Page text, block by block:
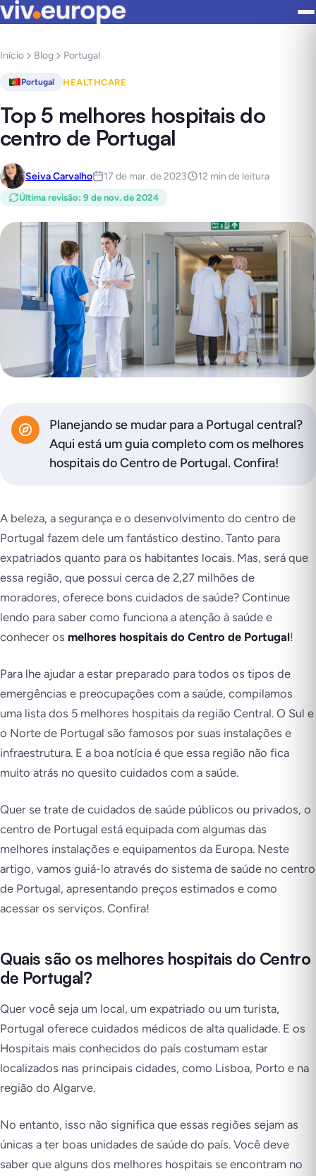
Início Blog Portugal
Portugal HEALTHCARE
Top 5 melhores hospitais do
centro de Portugal
Seiva Carvalho 17 de mar. de 2023 12 min de leitura
Última revisão: 9 de nov. de 2024
Planejando se mudar para a Portugal central?
Aqui está um guia completo com os melhores
hospitais do Centro de Portugal. Confira!
A beleza, a segurança e o desenvolvimento do centro de
Portugal fazem dele um fantástico destino. Tanto para
expatriados quanto para os habitantes locais. Mas, será que
essa região, que possui cerca de 2,27 milhões de
moradores, oferece bons cuidados de saúde? Continue
lendo para saber como funciona a atenção à saúde e
conhecer os melhores hospitais do Centro de Portugal!
Para lhe ajudar a estar preparado para todos os tipos de
emergências e preocupações com a saúde, compilamos
uma lista dos 5 melhores hospitais da região Central. O Sul e
o Norte de Portugal são famosos por suas instalações e
infraestrutura. E a boa notícia é que essa região não fica
muito atrás no quesito cuidados com a saúde.
Quer se trate de cuidados de saúde públicos ou privados, o
centro de Portugal está equipada com algumas das
melhores instalações e equipamentos da Europa. Neste
artigo, vamos guiá-lo através do sistema de saúde no centro
de Portugal, apresentando preços estimados e como
acessar os serviços. Confira!
Quais são os melhores hospitais do Centro
de Portugal?
Quer você seja um local, um expatriado ou um turista,
Portugal oferece cuidados médicos de alta qualidade. E os
Hospitais mais conhecidos do país costumam estar
localizados nas principais cidades, como Lisboa, Porto e na
região do Algarve.
No entanto, isso não significa que essas regiões sejam as
únicas a ter boas unidades de saúde do país. Você deve
saber que alguns dos melhores hospitais se encontram no